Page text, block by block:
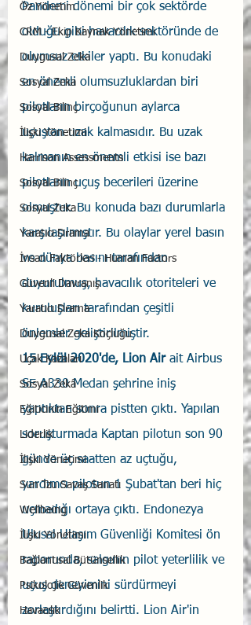
Öz Yönetim
CRM - Ekip Kaynak Yönetimi
Duygusal Zeka
Sosyal Zeka
Sosyal Bilinç
İlişki Yönetimi
Harrison Assessments
Sosyal Bilinç
Sosyal Zeka
Yaratıcı Drama
İnsan Faktörleri - Human Factors
Güvenli Davranış
Yaratıcı Drama
Duygusal Zeka Koçluğu
Uçak Kazaları
Sosyal Zekâ
Eğiticinin Eğitimi
Liderlik
İlişki Yönetimi
Sun Tzu Savaş Sanatı
Wellbeing
İlişki Yönetimi
Bağlantısal Bütünsellik
Psikolojik Güvenlik
Havacılık
Pandemi dönemi bir çok sektörde
olduğu gibi havacılık sektöründe de
olumsuz etkiler yaptı. Bu konudaki
en önemli olumsuzluklardan biri
pilotların birçoğunun aylarca
uçuştan uzak kalmasıdır. Bu uzak
kalmanın en önemli etkisi ise bazı
pilotların uçuş becerileri üzerine
olmuştur. Bu konuda bazı durumlarla
karşılaşılmıştır. Bu olaylar yerel basın
ve dünya basını tarafından
duyurulmuş, havacılık otoriteleri ve
kuruluşları tarafından çeşitli
önlemler geliştirilmiştir.
15 Eylül 2020'de, Lion Air ait Airbus
SE A330 Medan şehrine iniş
yaptıktan sonra pistten çıktı. Yapılan
soruşturmada Kaptan pilotun son 90
günde üç saatten az uçtuğu,
yardımcı pilotun 1 Şubat'tan beri hiç
uçmadığı ortaya çıktı. Endonezya
Ulusal Ulaşım Güvenliği Komitesi ön
raporunda, salgının pilot yeterlilik ve
uçuş deneyimini sürdürmeyi
zorlaştırdığını belirtti. Lion Air'in